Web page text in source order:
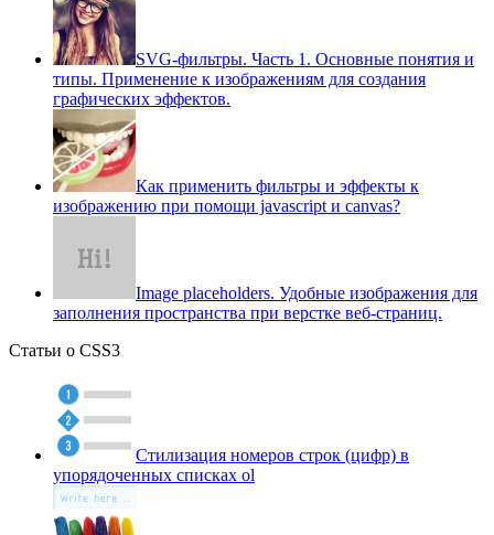
SVG-фильтры. Часть 1. Основные понятия и
типы. Применение к изображениям для создания
графических эффектов.
Как применить фильтры и эффекты к
изображению при помощи javascript и canvas?
Image placeholders. Удобные изображения для
заполнения пространства при верстке веб-страниц.
Статьи о CSS3
Стилизация номеров строк (цифр) в
упорядоченных списках ol